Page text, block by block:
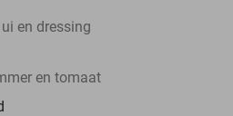
en dressing
en tomaat